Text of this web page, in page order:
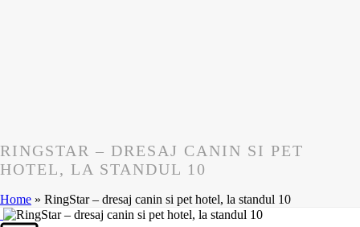
RINGSTAR – DRESAJ CANIN SI PET
HOTEL, LA STANDUL 10
Home » RingStar – dresaj canin si pet hotel, la standul 10